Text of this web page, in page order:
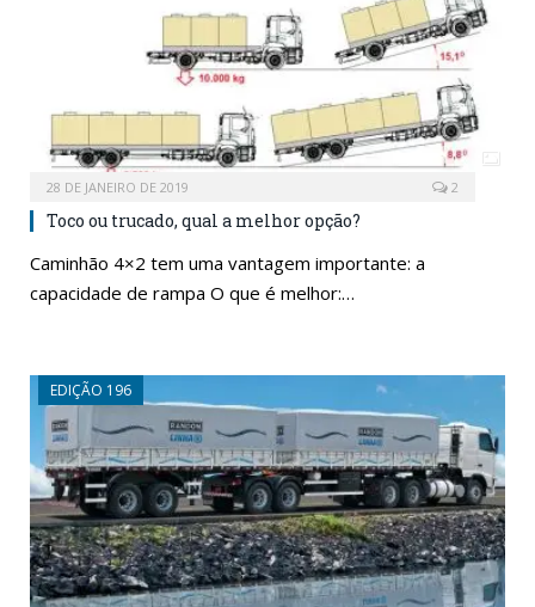
28 DE JANEIRO DE 2019 2
Toco ou trucado, qual a melhor opção?
Caminhão 4×2 tem uma vantagem importante: a
capacidade de rampa O que é melhor:…
EDIÇÃO 196